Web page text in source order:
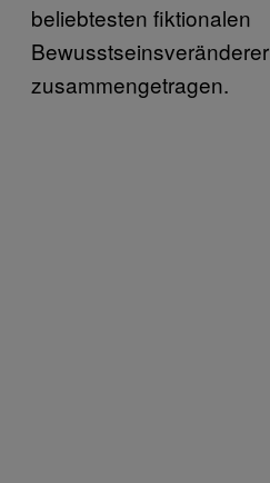
beliebtesten fiktionalen
Bewusstseinsveränderer
zusammengetragen.